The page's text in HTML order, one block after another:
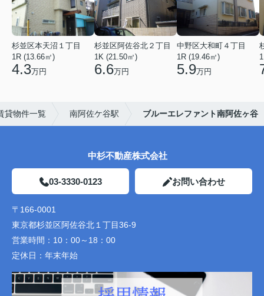
杉並区本天沼１丁目
1R (13.66㎡)
4.3万円
杉並区阿佐谷北２丁目
1K (21.50㎡)
6.6万円
中野区大和町４丁目
1R (19.46㎡)
5.9万円
貸物件一覧 南阿佐ケ谷駅 ブルーエレファント南阿佐ヶ谷
中杉不動産株式会社
03-3330-0123 お問い合わせ
〒166-0001
東京都杉並区阿佐谷北１丁目36-9
営業時間： 10：00～18：00
定休日： 年末年始